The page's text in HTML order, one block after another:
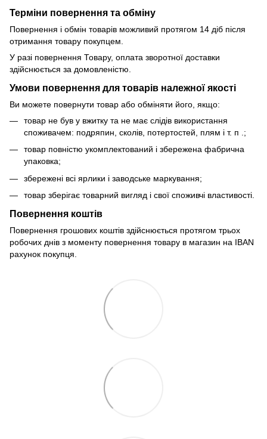
Терміни повернення та обміну
Повернення і обмін товарів можливий протягом 14 діб після
отримання товару покупцем.
У разі повернення Товару, оплата зворотної доставки
здійснюється за домовленістю.
Умови повернення для товарів належної якості
Ви можете повернути товар або обміняти його, якщо:
товар не був у вжитку та не має слідів використання
споживачем: подряпин, сколів, потертостей, плям і т. п .;
товар повністю укомплектований і збережена фабрична
упаковка;
збережені всі ярлики і заводське маркування;
товар зберігає товарний вигляд і свої споживчі властивості.
Повернення коштів
Повернення грошових коштів здійснюється протягом трьох
робочих днів з моменту повернення товару в магазин на IBAN
рахунок покупця.